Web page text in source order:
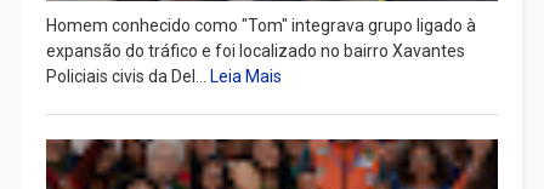
Homem conhecido como "Tom" integrava grupo ligado à
expansão do tráfico e foi localizado no bairro Xavantes
Policiais civis da Del...
Leia Mais